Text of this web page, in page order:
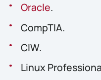
Oracle.
CompTIA.
CIW.
Linux